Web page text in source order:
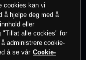
cookies kan vi
å hjelpe deg med å
eller
"Tillat alle cookies" for
administrere cookie-
å se vår Cookie-